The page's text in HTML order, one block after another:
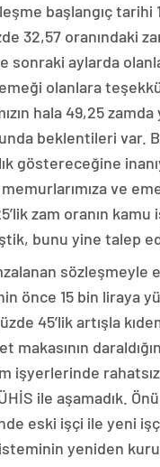
başlangıç tarihi
32,57 oranındaki
sonraki aylarda
olanlara
hala 49,25 zamda
beklentileri var.
göstereceğine
ve
zam oranın kamu
bunu yine talep
sözleşmeyle
önce 15 bin liraya
45’lik artışla
makasının
işyerlerinde
ile aşamadık.
eski işçi ile yeni
yeniden